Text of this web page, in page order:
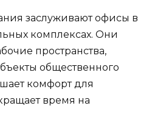
заслуживают офисы в
комплексах. Они
пространства,
общественного
комфорт для
время на